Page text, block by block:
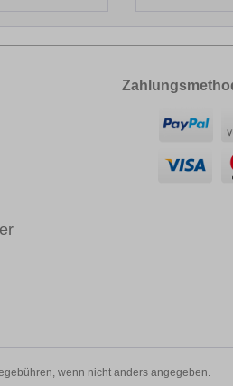
wenn nicht anders angegeben.